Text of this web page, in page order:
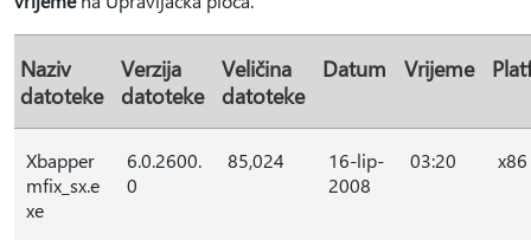
Naziv
datoteke
Verzija
datoteke
Veličina
datoteke
Datum Vrijeme
Xbapper
mfix_sx.e
xe
6.0.2600.
0
85,024
16-lip-
2008
03:20 x86